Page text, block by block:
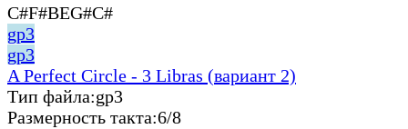
C#F#BEG#C#
gp3
gp3
A Perfect Circle - 3 Libras (вариант 2)
Тип файла:gp3
Размерность такта:6/8